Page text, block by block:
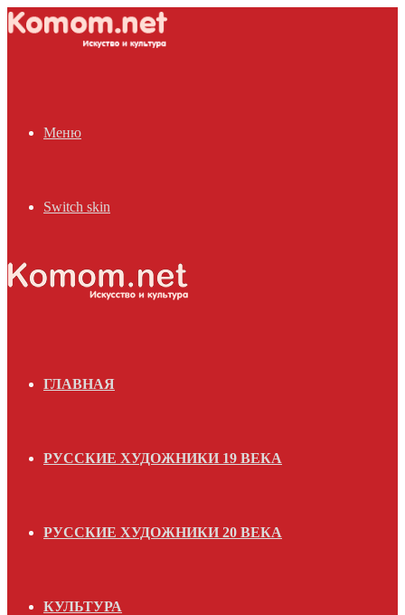
Меню
Switch skin
ГЛАВНАЯ
РУССКИЕ ХУДОЖНИКИ 19 ВЕКА
РУССКИЕ ХУДОЖНИКИ 20 ВЕКА
КУЛЬТУРА